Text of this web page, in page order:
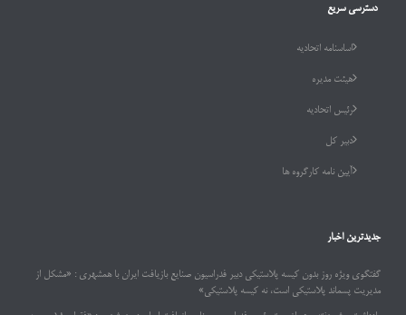
دسترسی سریع
اساسنامه اتحادیه
هیئت مدیره
رئیس اتحادیه
دبیر کل
آیین نامه کارگروه ها
جدیدترین اخبار
گفتگوی ویژه روز بدون کیسه پلاستیکی دبیر فدراسیون صنایع بازیافت ایران با همشهری : «مشکل از
مدیریت پسماند پلاستیکی است، نه کیسه پلاستیکی»